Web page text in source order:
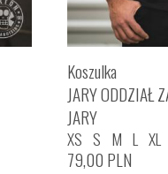
Koszulka
JARY ODDZIAŁ
JARY
XS S M L XL
79,00 PLN